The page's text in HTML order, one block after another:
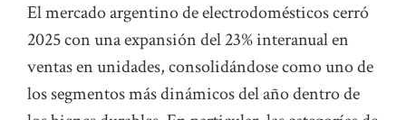
El mercado argentino de electrodomésticos cerró
2025 con una expansión del 23% interanual en
ventas en unidades, consolidándose como uno de
los segmentos más dinámicos del año dentro de